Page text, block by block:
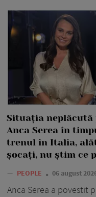
Situația
Anca Serea în
trenul în Italia,
șocați, nu știm ce
— PEOPLE 06 august
Anca Serea a povestit